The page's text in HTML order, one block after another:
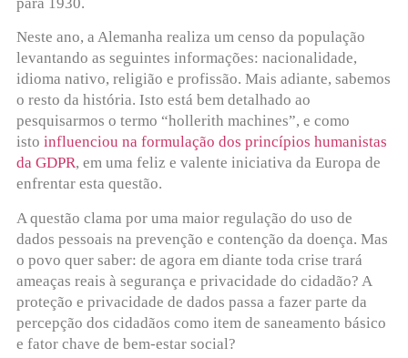
Neste ano, a Alemanha realiza um censo da população
levantando as seguintes informações: nacionalidade,
idioma nativo, religião e profissão. Mais adiante, sabemos
o resto da história. Isto está bem detalhado ao
pesquisarmos o termo “hollerith machines”, e como
isto influenciou na formulação dos princípios humanistas
da GDPR, em uma feliz e valente iniciativa da Europa de
enfrentar esta questão.
A questão clama por uma maior regulação do uso de
dados pessoais na prevenção e contenção da doença. Mas
o povo quer saber: de agora em diante toda crise trará
ameaças reais à segurança e privacidade do cidadão? A
proteção e privacidade de dados passa a fazer parte da
percepção dos cidadãos como item de saneamento básico
e fator chave de bem-estar social?